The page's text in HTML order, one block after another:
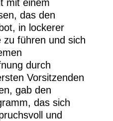
mit einem
das den
in lockerer
zu führen und sich
durch
Vorsitzenden
gab den
das sich
und